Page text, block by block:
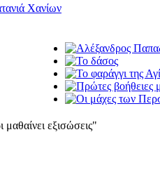
Χανίων
εξισώσεις"